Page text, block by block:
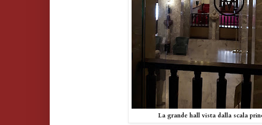
La grande hall vista dalla scala